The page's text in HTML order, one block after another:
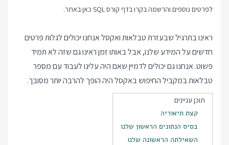
לפרטים נוספים והרשמה בקרו בדף קורס SQL כאן באתר.
ראינו בתרגיל שבעזרת טבלאות ואקסל אנחנו יכולים לגלות פרטים
חדשים על המידע שלנו, אבל באותו זמן ראינו גם שזה לא תמיד
פשוט. אנחנו גם יכולים לדמיין שאם היה עלינו לעבוד עם מספר
טבלאות במקביל החיפוש באקסל היה הופך להרבה יותר מסובך.
תוכן עניינים
קצת תיאוריה
בסיס הנתונים הראשון שלנו
השאילתה הראשונה שלנו